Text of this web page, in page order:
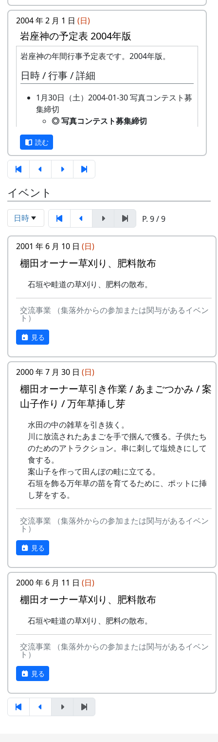
田植から一ヶ月経って、稲の苗も緑が濃くなって
きた。
B区画。
非常に綺麗に植っている。
式
★ 棚田オーナー対面式
棚田オーナー（都会から米を作りに
来る人たち）と棚田保存会（岩座神
の住人）の初顔合わせ。お互いの自
の人による米作り講習会。そして区
5月15日（日）2005-05-15 棚田オーナー田植
え祭
★ 棚田オーナー田植え祭
6月12日（日）2005-06-12 棚田オーナー草刈
り、肥料散布
★ 棚田オーナー草刈り、肥料散布
石垣や畦道の草刈り、肥料の散布。
7月3日（日）2005-07-03 川刈り
○ 川刈り
川や道端の雑草を刈る。
7月10日（日）2005-07-10 川刈り予備日
○ 川刈り予備日
7月24日（日）2005-07-24 棚田オーナー草引
き作業 ...
水田の中の雑草を引き抜く。
★ あまごつかみ
川に放流されたあまごを手で掴んで
★ 案山子作り
案山子を作って田んぼの畦に立て
8月21日（日）2005-08-21 蕎麦種蒔き
○ 蕎麦種蒔き
9月4日（日）2005-09-04 宮普請
○ 宮普請
山林整備。
9月25日（日）2005-09-25 棚田オーナー稲刈
り ...
★ 棚田オーナー稲刈り
鎌（のこぎり鎌）を使って稲を刈り
取り、稲木に掛けて天日干しにす
る。
10月8日（土）～10月9日（日）2005-10-08
宵宮 2005-10-09 秋祭
○ 秋祭り
8日（土）が宵宮。
ーナー脱穀・籾摺り ...
★ 棚田オーナー脱穀（だっこく）・籾
摺り（もみすり）
稲から籾粒だけを取るのが脱穀、籾
粒から殻を取り除いて玄米にするの
トン汁で収穫を祝う。案山子コンテ
ストもある。
10月23日（日）2005-10-23 蕎麦の刈取り
2004 年 2 月 1 日 (日)
岩座神の予定表 2004年版
岩座神の年間行事予定表です。2004年版。
日時 / 行事 / 詳細
1月30日（土）2004-01-30 写真コンテスト募
集締切
◎ 写真コンテスト募集締切
切です。
2月15日（日）2004-02-15 猪・鹿柵点検
○ 猪・鹿柵点検
未定
★ 棚田オーナー募集
募集要項などの詳細は、決定し次
第、お知らせします。
2004-02-01 2004年度 岩座神棚田オ
ーナー募集
3月7日（日）2004-03-07 宮普請
山林整備（枝打ち）。
3月14日（土）2004-03-14 棚田オーナー選考
会
3月28日（日）2004-03-28 クラインガルテン
の田圃の整備
○ クラインガルテンの田圃の整備
4月18日（日）2004-04-18 棚田オーナー対面
式
★ 棚田オーナー対面式
棚田オーナー（都会から米を作りに
の住人）の初顔合わせ。お互いの自
己紹介やら、農業改良普及センター
の人による米作り講習会。そして区
5月16日（日）2004-05-16 棚田オーナー田植
え祭
★ 棚田オーナー田植え祭
水田に入って、苗を手で植える。
6月13日（日）2004-06-13 棚田オーナー草刈
7月4日（日）2004-07-04 川刈り
○ 川刈り
川や道端の雑草を刈る。
7月25日（日）2004-07-25 棚田オーナー草引
★ 棚田オーナー草引き作業
水田の中の雑草を引き抜く。
★ あまごつかみ
る。
★ 案山子作り
案山子を作って田んぼの畦に立て
読む
イベント
日時 P. 9 / 9
2001 年 6 月 10 日 (日)
棚田オーナー草刈り、肥料散布
石垣や畦道の草刈り、肥料の散布。
交流事業 （集落外からの参加または関与があるイベン
ト）
見る
2000 年 7 月 30 日 (日)
棚田オーナー草引き作業 / あまごつかみ / 案
山子作り / 万年草挿し芽
水田の中の雑草を引き抜く。
川に放流されたあまごを手で掴んで獲る。子供たち
のためのアトラクション。串に刺して塩焼きにして
食する。
案山子を作って田んぼの畦に立てる。
石垣を飾る万年草の苗を育てるために、ポットに挿
し芽をする。
交流事業 （集落外からの参加または関与があるイベン
ト）
見る
2000 年 6 月 11 日 (日)
棚田オーナー草刈り、肥料散布
石垣や畦道の草刈り、肥料の散布。
交流事業 （集落外からの参加または関与があるイベン
ト）
見る